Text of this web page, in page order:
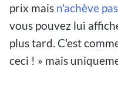
prix mais n'achève
vous pouvez lui
plus tard. C'est
ceci ! » mais